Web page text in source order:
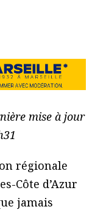
mise à jour
régionale
Côte d’Azur
jamais